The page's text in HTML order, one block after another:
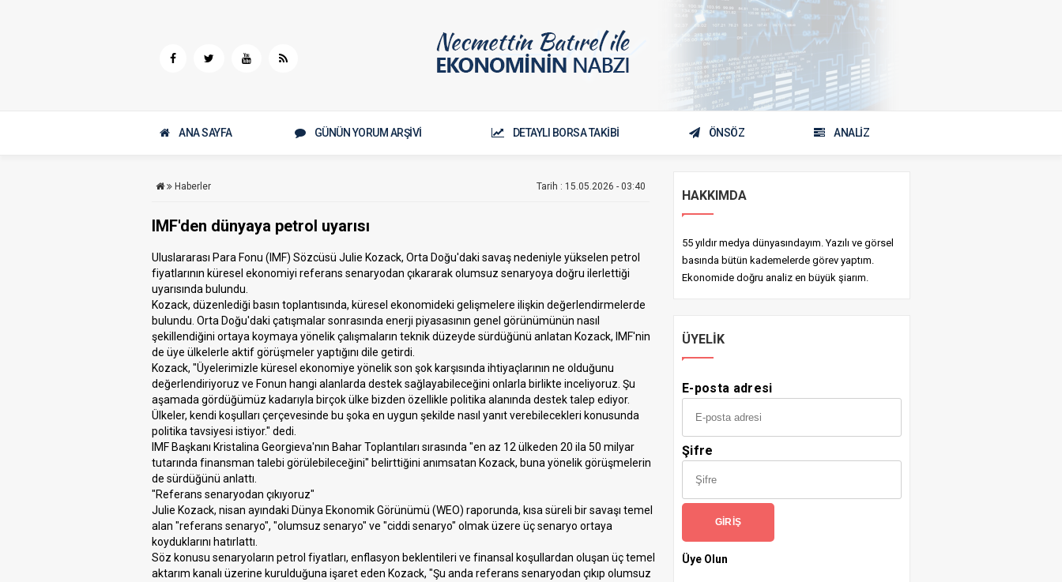
ANA SAYFA GÜNÜN YORUM ARŞİVİ DETAYLI BORSA TAKİBİ ÖNSÖZ ANALİZ
Haberler Tarih : 15.05.2026 - 03:40
IMF'den dünyaya petrol uyarısı
Uluslararası Para Fonu (IMF) Sözcüsü Julie Kozack, Orta Doğu'daki savaş nedeniyle yükselen petrol
fiyatlarının küresel ekonomiyi referans senaryodan çıkararak olumsuz senaryoya doğru ilerlettiği
uyarısında bulundu.
Kozack, düzenlediği basın toplantısında, küresel ekonomideki gelişmelere ilişkin değerlendirmelerde
bulundu. Orta Doğu'daki çatışmalar sonrasında enerji piyasasının genel görünümünün nasıl
şekillendiğini ortaya koymaya yönelik çalışmaların teknik düzeyde sürdüğünü anlatan Kozack, IMF'nin
de üye ülkelerle aktif görüşmeler yaptığını dile getirdi.
Kozack, "Üyelerimizle küresel ekonomiye yönelik son şok karşısında ihtiyaçlarının ne olduğunu
değerlendiriyoruz ve Fonun hangi alanlarda destek sağlayabileceğini onlarla birlikte inceliyoruz. Şu
aşamada gördüğümüz kadarıyla birçok ülke bizden özellikle politika alanında destek talep ediyor.
Ülkeler, kendi koşulları çerçevesinde bu şoka en uygun şekilde nasıl yanıt verebilecekleri konusunda
politika tavsiyesi istiyor." dedi.
IMF Başkanı Kristalina Georgieva'nın Bahar Toplantıları sırasında "en az 12 ülkeden 20 ila 50 milyar
tutarında finansman talebi görülebileceğini" belirttiğini anımsatan Kozack, buna yönelik görüşmelerin
de sürdüğünü anlattı.
"Referans senaryodan çıkıyoruz"
Julie Kozack, nisan ayındaki Dünya Ekonomik Görünümü (WEO) raporunda, kısa süreli bir savaşı temel
alan "referans senaryo", "olumsuz senaryo" ve "ciddi senaryo" olmak üzere üç senaryo ortaya
koyduklarını hatırlattı.
Söz konusu senaryoların petrol fiyatları, enflasyon beklentileri ve finansal koşullardan oluşan üç temel
aktarım kanalı üzerine kurulduğuna işaret eden Kozack, "Şu anda referans senaryodan çıkıp olumsuz
HAKKIMDA
55 yıldır medya dünyasındayım. Yazılı ve görsel
basında bütün kademelerde görev yaptım.
Ekonomide doğru analiz en büyük şiarım.
ÜYELIK
E-posta adresi
Şifre
GIRIŞ
Üye Olun